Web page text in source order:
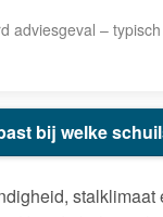
adviesgeval –
bij welke
stalklimaat